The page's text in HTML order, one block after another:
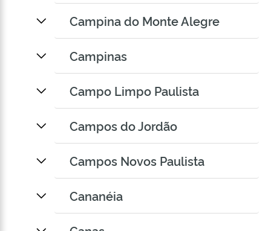
Campina do Monte Alegre
Campinas
Campo Limpo Paulista
Campos do Jordão
Campos Novos Paulista
Cananéia